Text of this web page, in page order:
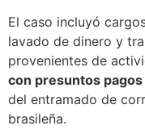
El caso incluyó
lavado de dinero y
provenientes de
con presuntos
del entramado de
brasileña.